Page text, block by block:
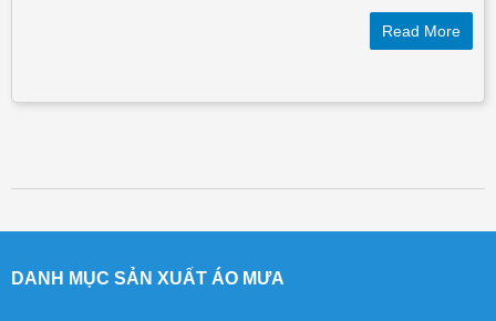
DANH MỤC SẢN XUẤT ÁO MƯA
Read More
Post navigation